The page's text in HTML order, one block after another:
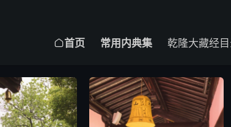
首页 常用内典集 乾隆大藏经